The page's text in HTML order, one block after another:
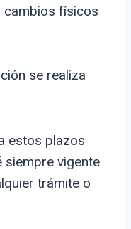
cambios físicos
se realiza
estos plazos
siempre vigente
trámite o